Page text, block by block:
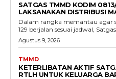
SATGAS TMMD KODIM
LAKSANAKAN DISTRIBUSI
Dalam rangka memantau agar
129 berjalan sesuai jadwal, Satgas
Agustus 9, 2026
TMMD
KETERLIBATAN AKTIF
RTLH UNTUK KELUARGA